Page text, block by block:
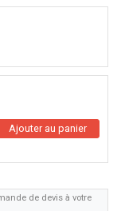
de devis à votre
Ajouter au panier